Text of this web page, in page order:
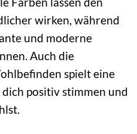
wirken, während
und moderne
Auch die
spielt eine
positiv stimmen und